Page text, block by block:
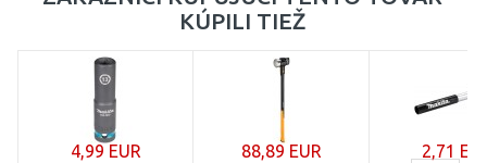
KÚPILI TIEŽ
4,99 EUR 88,89 EUR 2,71